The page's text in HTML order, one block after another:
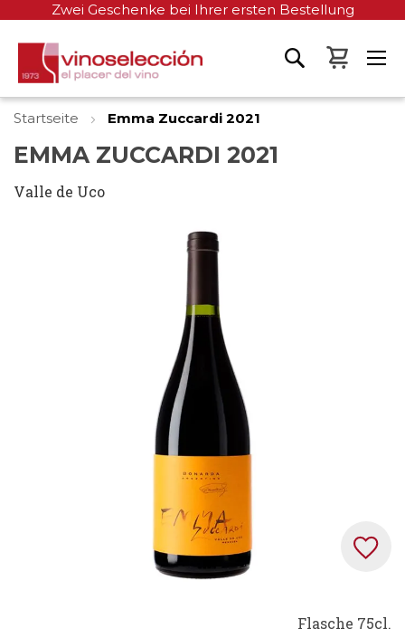
Zwei Geschenke bei Ihrer ersten Bestellung
Mein
Startseite Emma Zuccardi 2021
EMMA ZUCCARDI 2021
Valle de Uco
Flasche 75cl.